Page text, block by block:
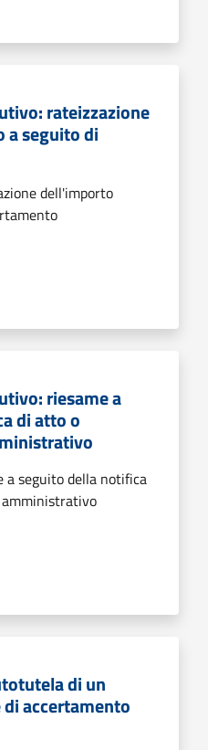
rateizzazione
seguito di
dell'importo
riesame a
di atto o
a seguito della notifica
di un
accertamento